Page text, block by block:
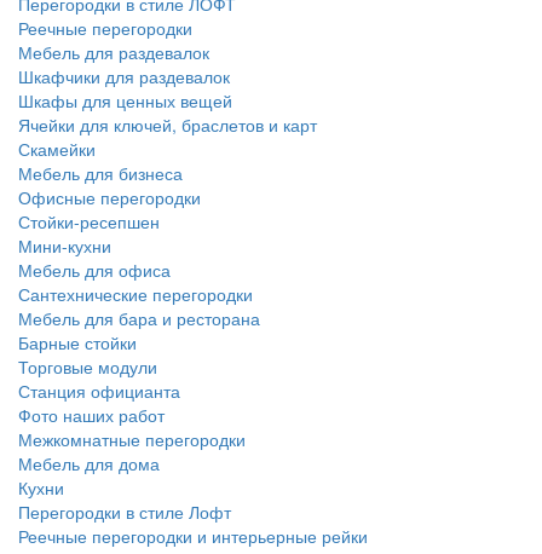
Реечные перегородки
Мебель для раздевалок
Шкафчики для раздевалок
Шкафы для ценных вещей
Ячейки для ключей, браслетов и карт
Скамейки
Мебель для бизнеса
Офисные перегородки
Стойки-ресепшен
Мини-кухни
Мебель для офиса
Сантехнические перегородки
Мебель для бара и ресторана
Барные стойки
Торговые модули
Станция официанта
Фото наших работ
Межкомнатные перегородки
Мебель для дома
Кухни
Перегородки в стиле Лофт
Реечные перегородки и интерьерные рейки